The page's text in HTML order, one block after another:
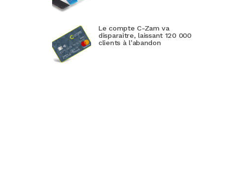
Le compte C-Zam va
disparaitre, laissant 120 000
clients à l’abandon